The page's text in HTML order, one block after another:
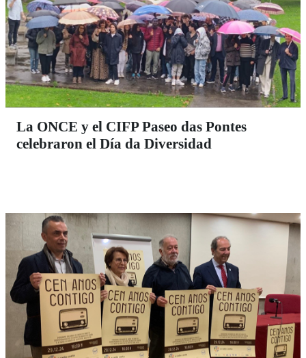
La ONCE y el CIFP Paseo das Pontes
celebraron el Día da Diversidad